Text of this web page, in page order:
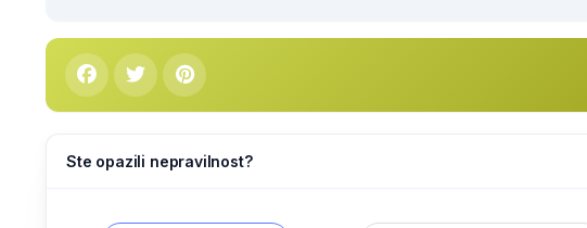
Ste opazili nepravilnost?